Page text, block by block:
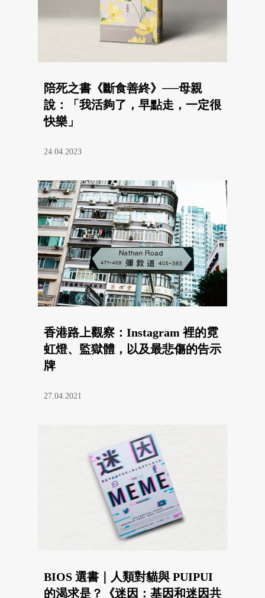
陪死之書《斷食善終》──母親
說：「我活夠了，早點走，一定很
快樂」
24.04.2023
香港路上觀察：Instagram 裡的霓
虹燈、監獄體，以及最悲傷的告示
牌
27.04.2021
BIOS 選書｜人類對貓與 PUIPUI
的渴求是？《迷因：基因和迷因共